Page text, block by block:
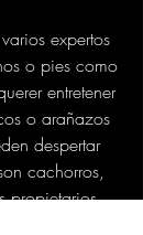
expertos
o pies como
entretener
o arañazos
despertar
cachorros,
propietarios